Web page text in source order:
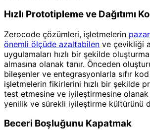
Hızlı Prototipleme ve Dağıtımı
Zerocode çözümleri, işletmelerin
önemli ölçüde azaltabilen ve çevikliği
uygulamaları hızlı bir şekilde
almasına olanak tanır. Önceden
bileşenler ve entegrasyonlarla sıfır
işletmelerin fikirlerini hızlı bir şekilde
test etmesine ve iyileştirmesine
yenilik ve sürekli iyileştirme kültürünü
Beceri Boşluğunu Kapatmak